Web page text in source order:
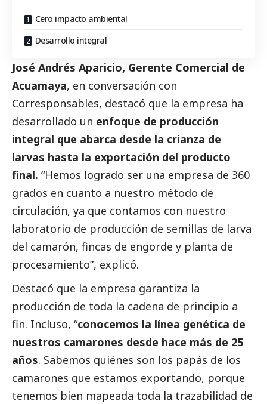
Cero impacto ambiental
Desarrollo integral
José Andrés Aparicio, Gerente Comercial de
Acuamaya, en conversación con
Corresponsables, destacó que la empresa ha
desarrollado un enfoque de producción
integral que abarca desde la crianza de
larvas hasta la exportación del producto
final. “Hemos logrado ser una empresa de 360
grados en cuanto a nuestro método de
circulación, ya que contamos con nuestro
laboratorio de producción de semillas de larva
del camarón, fincas de engorde y planta de
procesamiento”, explicó.
Destacó que la empresa garantiza la
producción de toda la cadena de principio a
fin. Incluso, “conocemos la línea genética de
nuestros camarones desde hace más de 25
años. Sabemos quiénes son los papás de los
camarones que estamos exportando, porque
tenemos bien mapeada toda la trazabilidad de